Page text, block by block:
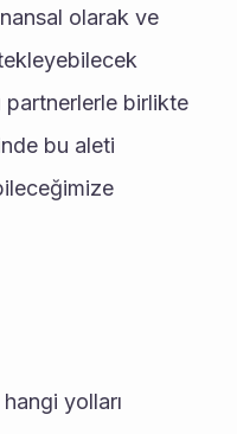
olarak ve
partnerlerle birlikte
bu aleti
yolları